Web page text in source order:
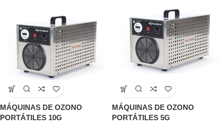
MÁQUINAS DE OZONO
PORTÁTILES 10G
MÁQUINAS DE OZONO
PORTÁTILES 5G